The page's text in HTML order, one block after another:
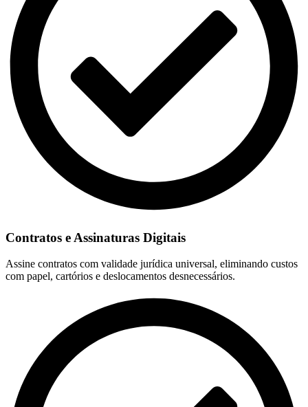
Contratos e Assinaturas Digitais
Assine contratos com validade jurídica universal, eliminando custos
com papel, cartórios e deslocamentos desnecessários.